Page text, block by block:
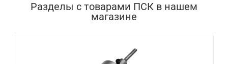
Разделы с товарами ПСК в нашем
магазине